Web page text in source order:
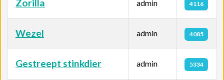
Zorilla admin 4116
Wezel admin 4085
Gestreept stinkdier admin 5334